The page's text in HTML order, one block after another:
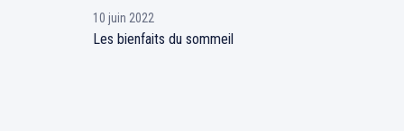
10 juin 2022
Les bienfaits du sommeil